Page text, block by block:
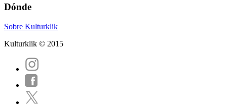
Dónde
Sobre Kulturklik
Kulturklik © 2015